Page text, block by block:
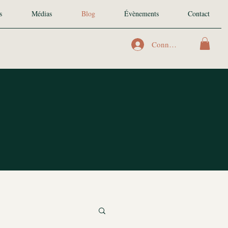
Médias Blog Évènements Contact
Connexion